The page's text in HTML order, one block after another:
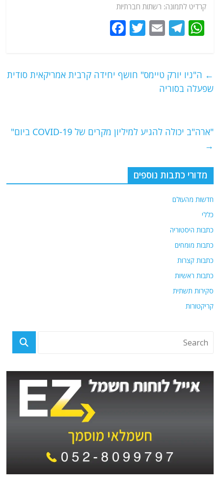
קרדיט לתמונה: רשתות חברתיות
W
s
A
T
g
ra
E
l
T
er
e
k
← ה"ניו יורק טיימס" חושף יחידה קרבית אמריקאית סודית
שפעלה בסוריה
"ארה"ב יכולה להגיע למיליון מקרים של COVID-19 ביום"
→
מדורי כתבות נוספים
חדשות מהעולם
כללי
כתבות היסטוריה
כתבות מומחים
כתבות קצרות
כתבות ראשיות
סקירות תשתית
קריקטורות